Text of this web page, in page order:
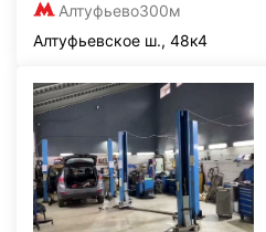
Алтуфьево300м
Алтуфьевское ш., 48к4